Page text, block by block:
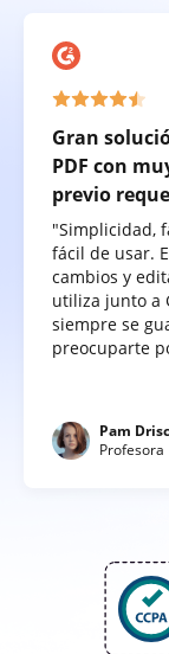
Gran
PDF con
previo
"Simplicidad,
fácil de usar.
cambios y
utiliza junto a
siempre se
preocuparte
Pam
Profesora